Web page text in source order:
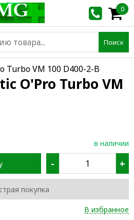
0
Поиск
Turbo VM 100 D400-2-B
O'Pro Turbo VM
в наличии
- +
покупка
В избранное